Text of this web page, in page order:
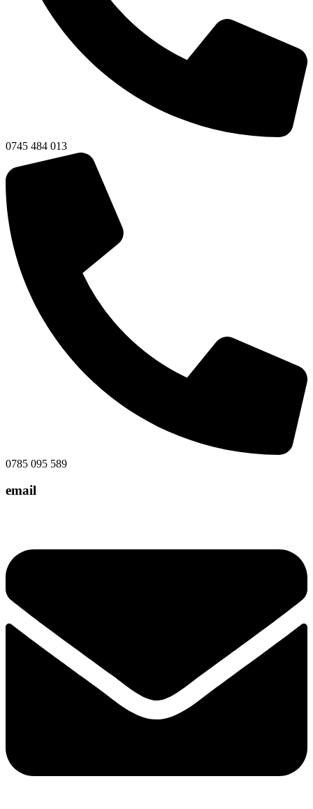
0745 484 013
0785 095 589
email